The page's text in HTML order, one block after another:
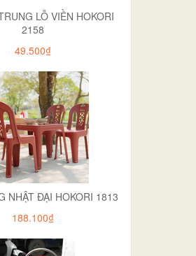
LỖ VIỀN HOKORI
2158
49.500₫
NHẬT ĐẠI HOKORI 1813
188.100₫